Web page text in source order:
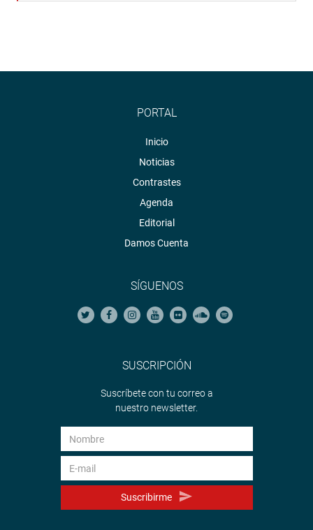
PORTAL
Inicio
Noticias
Contrastes
Agenda
Editorial
Damos Cuenta
SÍGUENOS
SUSCRIPCIÓN
Suscríbete con tu correo a
nuestro newsletter.
Suscribirme